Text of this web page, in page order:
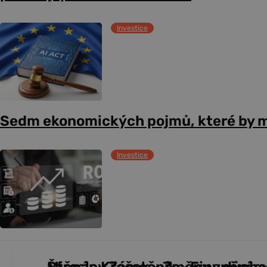
Investice
Sedm ekonomických pojmů, které by
Investice